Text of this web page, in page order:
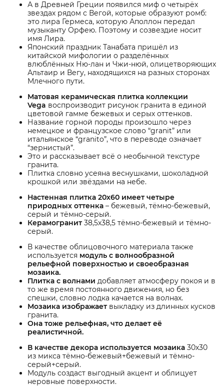
А в Древней Греции появился миф о четырёх
звездах рядом с Вегой, которые образуют ромб:
это лира Гермеса, которую Аполлон передал
музыканту Орфею. Поэтому и созвездие носит
имя Лира.
Японский праздник Танабата пришёл из
китайской мифологии о разделённых
влюблённых Ню-лан и Чжи-нюй, олицетворяющих
Альтаир и Вегу, находящихся на разных сторонах
Млечного пути.
Матовая керамическая плитка коллекции
Vega воспроизводит рисунок гранита в единой
цветовой гамме бежевых и серых оттенков.
Название горной породы произошло через
немецкое и французское слово “granit” или
итальянское “granito”, что в переводе означает
“зернистый”.
Это и рассказывает всё о необычной текстуре
гранита.
Плитка словно усеяна веснушками, шоколадной
крошкой или звёздами на небе.
Настенная плитка 20х60 имеет четыре
природных оттенка – бежевый, тёмно-бежевый,
серый и тёмно-серый.
Керамогранит 38,5х38,5 тёмно-бежевый и тёмно-
серый.
В качестве облицовочного материала также
используется модуль с волнообразной
рельефной поверхностью и своеобразная
мозаика.
Плитка с волнами добавляет атмосферу покоя и в
то же время постоянного движения, но без
спешки, словно лодка качается на волнах.
Мозаика изображает выкладку из длинных кусков
гранита.
Она тоже рельефная, что делает её
реалистичной.
В качестве декора используется мозаика 30х30
из микса тёмно-бежевый+бежевый и тёмно-
серый+серый.
Модуль создаст выгодный акцент и облицует
неровные поверхности.